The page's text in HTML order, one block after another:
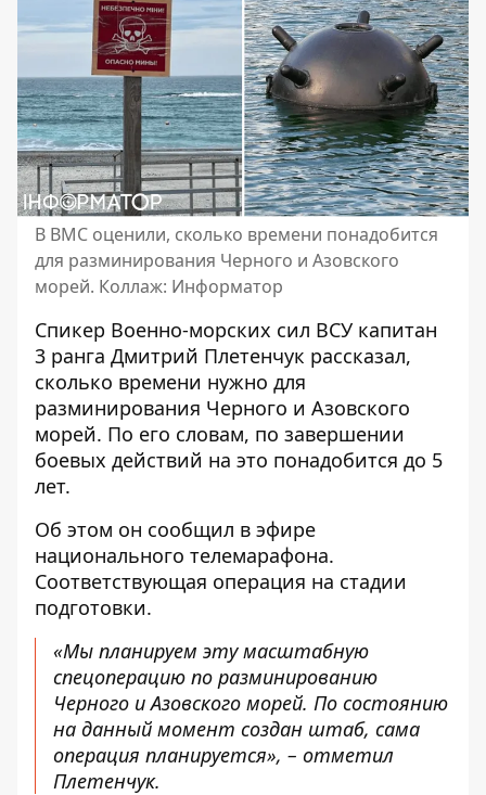
В ВМС оценили, сколько времени понадобится
для разминирования Черного и Азовского
морей. Коллаж: Информатор
Спикер Военно-морских сил ВСУ капитан
3 ранга Дмитрий Плетенчук рассказал,
сколько времени нужно для
разминирования Черного и Азовского
морей. По его словам, по завершении
боевых действий на это понадобится до 5
лет.
Об этом он сообщил в эфире
национального телемарафона.
Соответствующая операция на стадии
подготовки.
«Мы планируем эту масштабную
спецоперацию по разминированию
Черного и Азовского морей. По состоянию
на данный момент создан штаб, сама
операция планируется», – отметил
Плетенчук.